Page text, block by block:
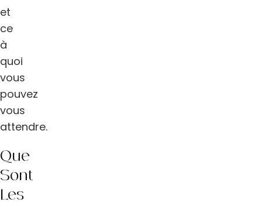
et
ce
à
quoi
vous
pouvez
vous
attendre.
Que
Sont
Les